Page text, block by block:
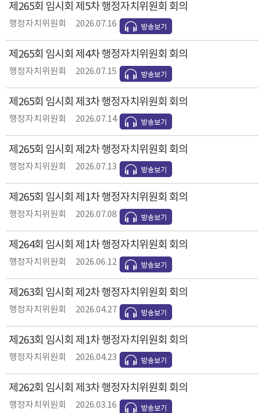
제265회 임시회 제5차 행정자치위원회 회의
행정자치위원회 2026.07.16
제265회 임시회 제4차 행정자치위원회 회의
행정자치위원회 2026.07.15
제265회 임시회 제3차 행정자치위원회 회의
행정자치위원회 2026.07.14
제265회 임시회 제2차 행정자치위원회 회의
행정자치위원회 2026.07.13
제265회 임시회 제1차 행정자치위원회 회의
행정자치위원회 2026.07.08
제264회 임시회 제1차 행정자치위원회 회의
행정자치위원회 2026.06.12
제263회 임시회 제2차 행정자치위원회 회의
행정자치위원회 2026.04.27
제263회 임시회 제1차 행정자치위원회 회의
행정자치위원회 2026.04.23
제262회 임시회 제3차 행정자치위원회 회의
행정자치위원회 2026.03.16